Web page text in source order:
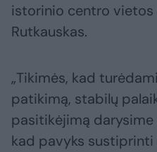
istorinio centro
Rutkauskas.
„Tikimės, kad
patikimą, stabilų
pasitikėjimą
kad pavyks